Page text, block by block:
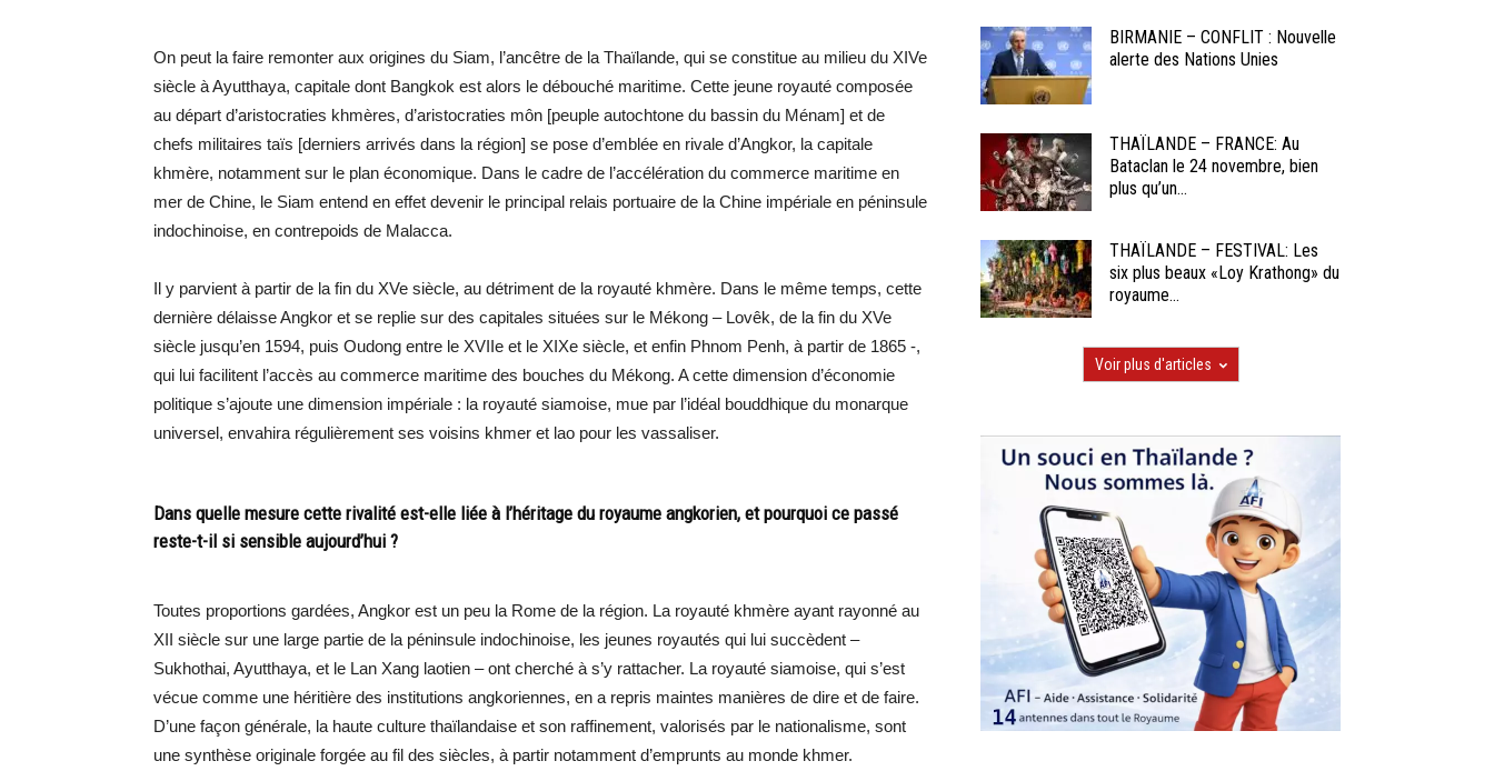
On peut la faire remonter aux origines du Siam, l’ancêtre de la Thaïlande, qui se constitue au milieu du XIVe
siècle à Ayutthaya, capitale dont Bangkok est alors le débouché maritime. Cette jeune royauté composée
au départ d’aristocraties khmères, d’aristocraties môn [peuple autochtone du bassin du Ménam] et de
chefs militaires taïs [derniers arrivés dans la région] se pose d’emblée en rivale d’Angkor, la capitale
khmère, notamment sur le plan économique. Dans le cadre de l’accélération du commerce maritime en
mer de Chine, le Siam entend en effet devenir le principal relais portuaire de la Chine impériale en péninsule
indochinoise, en contrepoids de Malacca.
Il y parvient à partir de la fin du XVe siècle, au détriment de la royauté khmère. Dans le même temps, cette
dernière délaisse Angkor et se replie sur des capitales situées sur le Mékong – Lovêk, de la fin du XVe
siècle jusqu’en 1594, puis Oudong entre le XVIIe et le XIXe siècle, et enfin Phnom Penh, à partir de 1865 -,
qui lui facilitent l’accès au commerce maritime des bouches du Mékong. A cette dimension d’économie
politique s’ajoute une dimension impériale : la royauté siamoise, mue par l’idéal bouddhique du monarque
universel, envahira régulièrement ses voisins khmer et lao pour les vassaliser.
Dans quelle mesure cette rivalité est-elle liée à l’héritage du royaume angkorien, et pourquoi ce passé
reste-t-il si sensible aujourd’hui ?
Toutes proportions gardées, Angkor est un peu la Rome de la région. La royauté khmère ayant rayonné au
XII siècle sur une large partie de la péninsule indochinoise, les jeunes royautés qui lui succèdent –
Sukhothai, Ayutthaya, et le Lan Xang laotien – ont cherché à s’y rattacher. La royauté siamoise, qui s’est
vécue comme une héritière des institutions angkoriennes, en a repris maintes manières de dire et de faire.
D’une façon générale, la haute culture thaïlandaise et son raffinement, valorisés par le nationalisme, sont
une synthèse originale forgée au fil des siècles, à partir notamment d’emprunts au monde khmer.
BIRMANIE – CONFLIT : Nouvelle
alerte des Nations Unies
THAÏLANDE – FRANCE: Au
Bataclan le 24 novembre, bien
plus qu’un...
THAÏLANDE – FESTIVAL: Les
six plus beaux «Loy Krathong» du
royaume...
Voir plus d'articles